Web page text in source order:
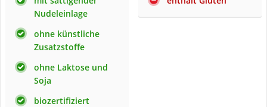
Nudeleinlage
ohne künstliche
Zusatzstoffe
ohne Laktose und
Soja
biozertifiziert